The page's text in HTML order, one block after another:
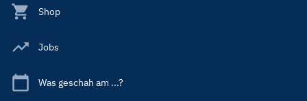
Shop
Jobs
Was geschah am ...?